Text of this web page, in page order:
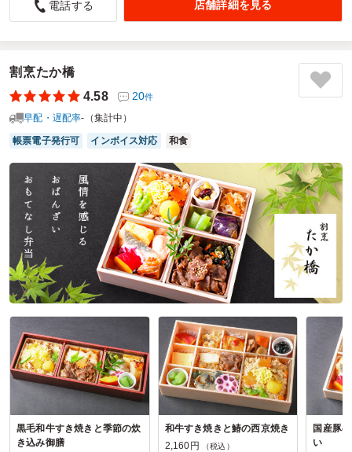
自治区役員・組長さん24名(8割が60歳以上)で１年間のねぎ
依頼を推薦
① 美味しい ② キャンセルが前日まで対応可 ③ 現地
まで届けてくれる
等の条件が良いですよと連絡を受けオーダーしました
役員・組長さんからも 味付けの濃さ 惣菜の種類も多い
又 配達の方も親切丁寧な対応で 特に配達日の依頼項目
配達出発前と到着前の連絡を
して頂きました 依頼した自分にとっては凄く安心出来る対
応でした
有難う御座いました
ご利用シーン： 会議・セミナー›役員会
参加者の年齢：
60代以上男女比：男性多め
愛知県豊田市五ケ丘
2026/01/23
創作割烹東雲の口コミをもっと見る
電話する 店舗詳細を見る
割烹たか橋
4.58
20件
早配・遅配率-（集計中）
帳票電子発行可 インボイス対応 和食
黒毛和牛すき焼きと季節の炊
き込み御膳
和牛すき焼きと鰆の西京焼き
2,160円
（税込）
国産豚
い